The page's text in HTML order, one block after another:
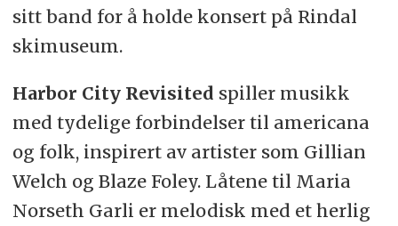
sitt band for å holde konsert på Rindal
skimuseum.
Harbor City Revisited spiller musikk
med tydelige forbindelser til americana
og folk, inspirert av artister som Gillian
Welch og Blaze Foley. Låtene til Maria
Norseth Garli er melodisk med et herlig